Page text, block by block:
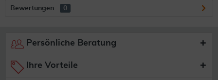
Bewertungen 0
Persönliche Beratung
Ihre Vorteile